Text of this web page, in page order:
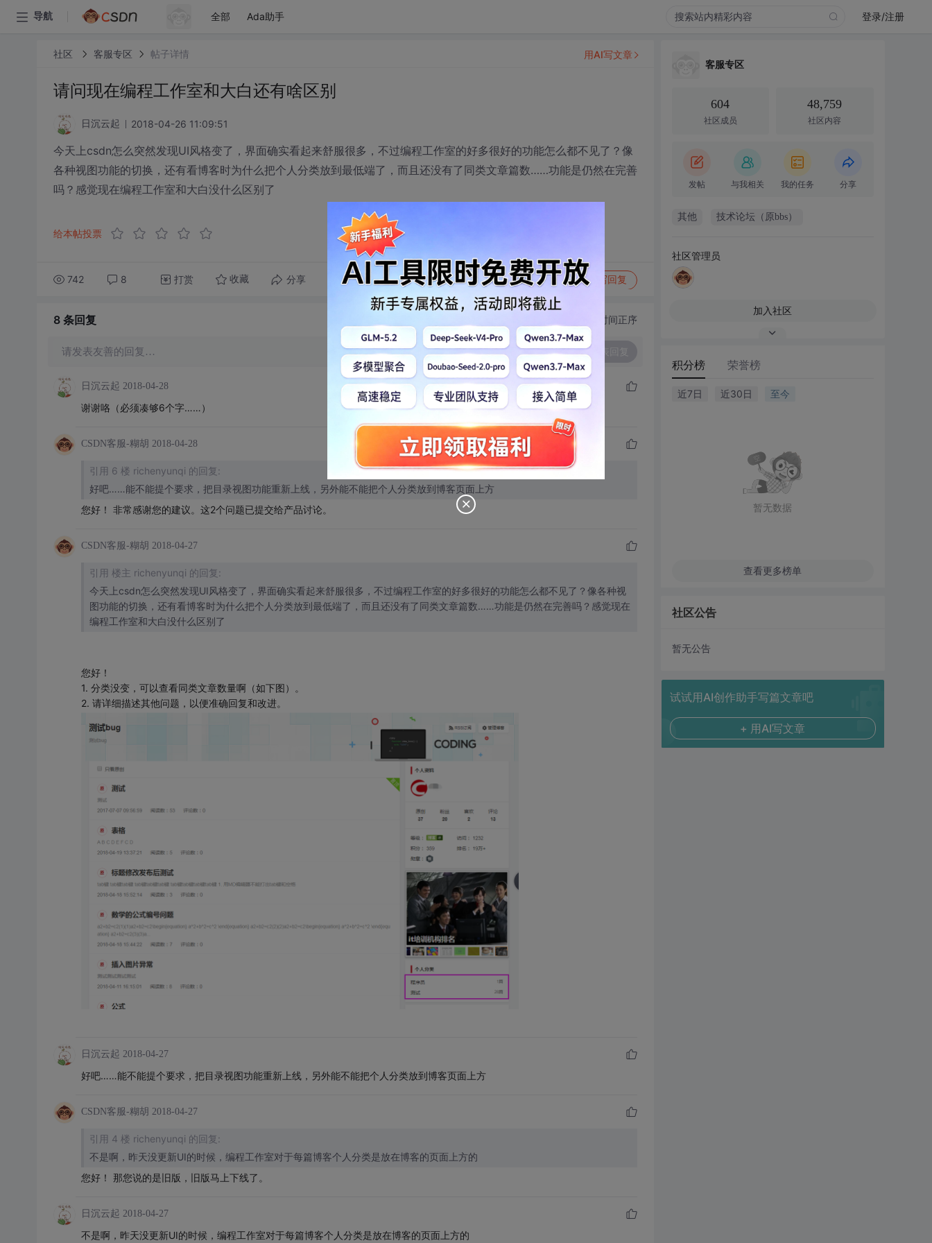
导航 全部 Ada助手 登录/注册
社区 客服专区 帖子详情
请问现在编程工作室和大白还有啥区别
日沉云起 2018-04-26 11:09:51
今天上csdn怎么突然发现UI风格变了，界面确实看起来舒服很多，不过编程工作室的好多很好的功能怎么都不见了？像
各种视图功能的切换，还有看博客时为什么把个人分类放到最低端了，而且还没有了同类文章篇数……功能是仍然在完善
吗？感觉现在编程工作室和大白没什么区别了
给本帖投票
742 8 打赏 收藏 分享 转发到动态 举报 写回复
用AI写文章
8 条回复 切换为时间正序
请发表友善的回复… 发表回复
日沉云起 2018-04-28
谢谢咯（必须凑够6个字……）
CSDN客服-糊胡 2018-04-28
引用 6 楼 richenyunqi 的回复:
好吧……能不能提个要求，把目录视图功能重新上线，另外能不能把个人分类放到博客页面上方
您好！ 非常感谢您的建议。这2个问题已提交给产品讨论。
CSDN客服-糊胡 2018-04-27
引用 楼主 richenyunqi 的回复:
今天上csdn怎么突然发现UI风格变了，界面确实看起来舒服很多，不过编程工作室的好多很好的功能怎么都不见了？像各种视
图功能的切换，还有看博客时为什么把个人分类放到最低端了，而且还没有了同类文章篇数……功能是仍然在完善吗？感觉现在
编程工作室和大白没什么区别了
您好！
1. 分类没变，可以查看同类文章数量啊（如下图）。
2. 请详细描述其他问题，以便准确回复和改进。
日沉云起 2018-04-27
好吧……能不能提个要求，把目录视图功能重新上线，另外能不能把个人分类放到博客页面上方
CSDN客服-糊胡 2018-04-27
引用 4 楼 richenyunqi 的回复:
不是啊，昨天没更新UI的时候，编程工作室对于每篇博客个人分类是放在博客的页面上方的
您好！ 那您说的是旧版，旧版马上下线了。
日沉云起 2018-04-27
不是啊，昨天没更新UI的时候，编程工作室对于每篇博客个人分类是放在博客的页面上方的
客服专区
604
社区成员
48,759
社区内容
发帖 与我相关 我的任务 分享
其他 技术论坛（原bbs）
社区管理员
加入社区
积分榜 荣誉榜
近7日 近30日 至今
暂无数据
查看更多榜单
社区公告
暂无公告
试试用AI创作助手写篇文章吧
+ 用AI写文章